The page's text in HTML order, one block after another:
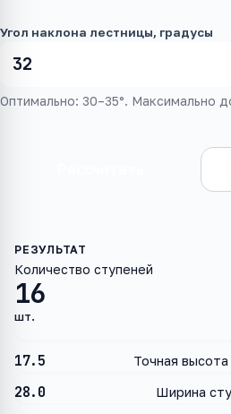
Угол наклона лестницы, градусы
Оптимально: 30–35°. Максимально
16
Количество ступеней
шт.
17.5 Точная высота
28.0 Ширина